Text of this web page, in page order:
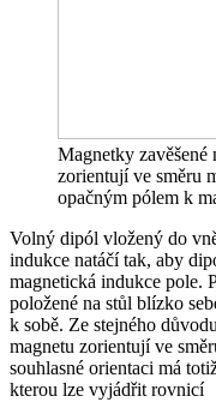
Magnetky zavěšené
zorientují ve směru
opačným pólem k
Volný dipól vložený do
indukce natáčí tak, aby
magnetická indukce pole.
položené na stůl blízko
k sobě. Ze stejného
magnetu zorientují ve
souhlasné orientaci má
kterou lze vyjádřit rovnicí